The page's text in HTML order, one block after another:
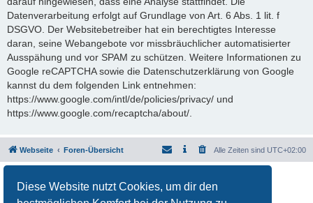
Diese Website nutzt Cookies, um dir den
Datenverarbeitung erfolgt auf Grundlage von Art. 6 Abs. 1 lit. f
DSGVO. Der Websitebetreiber hat ein berechtigtes Interesse
daran, seine Webangebote vor missbräuchlicher automatisierter
Ausspähung und vor SPAM zu schützen. Weitere Informationen zu
Google reCAPTCHA sowie die Datenschutzerklärung von Google
kannst du dem folgenden Link entnehmen:
https://www.google.com/intl/de/policies/privacy/ und
https://www.google.com/recaptcha/about/.
Webseite Foren-Übersicht Alle Zeiten sind UTC+02:00
Deutsche Übersetzung durchphpBB.de
Datenschutz|Nutzungsbedingungen